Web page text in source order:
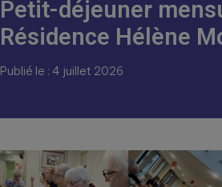
Petit-déjeuner
Résidence Hélène
Publié le : 4 juillet 2026